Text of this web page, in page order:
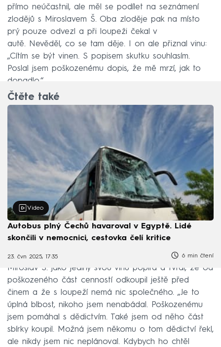
přímo neúčastnil, ale měl se podílet na seznámení
zlodějů s Miroslavem Š. Oba zloděje pak na místo
prý pouze odvezl a při loupeži čekal v
autě. Nevěděl, co se tam děje. I on ale přiznal vinu:
„Cítím se být vinen. S popisem skutku souhlasím.
Poslal jsem poškozenému dopis, že mě mrzí, jak to
dopadlo.“
Čtěte také
Video
Autobus plný Čechů havaroval v Egyptě. Lidé
skončili v nemocnici, cestovka čelí kritice
23. čvn 2025, 17:35 6 min čtení
Miroslav Š. jako jediný svou vinu popírá a tvrdí, že od
poškozeného část cenností odkoupil ještě před
činem a že s loupeží nemá nic společného. „Je to
úplná blbost, nikoho jsem nenabádal. Poškozenému
jsem pomáhal s dědictvím. Také jsem od něho část
sbírky koupil. Možná jsem někomu o tom dědictví řekl,
ale nikdy jsem nic neplánoval. Kdybych ho chtěl